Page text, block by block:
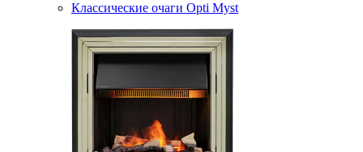
Классические очаги Opti Myst